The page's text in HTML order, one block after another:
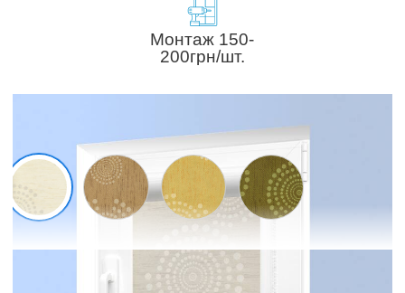
Монтаж 150-
200грн/шт.
Отображаемый цвет зависит от матрицы и настроек вашего
экрана и может незначительно отличаться от оригинала